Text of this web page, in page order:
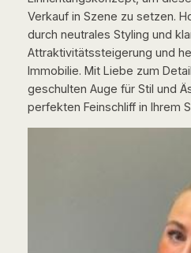
Verkauf in Szene zu setzen.
durch neutrales Styling und
Attraktivitätssteigerung und
Immobilie. Mit Liebe zum
geschulten Auge für Stil und
perfekten Feinschliff in Ihrem